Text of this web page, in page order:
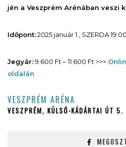
jén a Veszprém Arénában veszi
Időpont:2025 január 1., SZERDA 19:00
Jegyár:9.600 Ft – 11.600 Ft >>>
oldalán
VESZPRÉM ARÉNA
VESZPRÉM, KÜLSŐ-KÁDÁRTAI ÚT 5.